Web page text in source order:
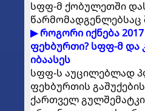
სფფ-მ ქობულეთში
წარმომადგენლებსაც
▶ როგორი იქნება
ფეხბურთი? სფფ-მ და
იბაასეს
სფფ-ს აუცილებლად
ფეხბურთის
ქართველ